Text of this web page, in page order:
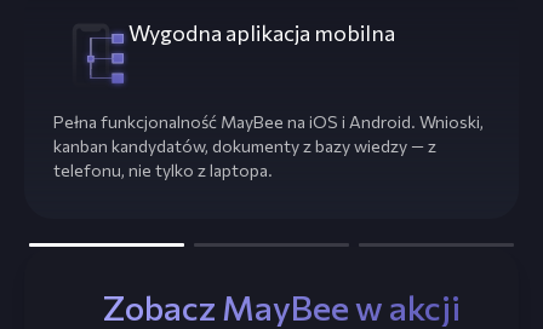
Wygodna aplikacja mobilna
Pełna funkcjonalność MayBee na iOS i Android. Wnioski,
kanban kandydatów, dokumenty z bazy wiedzy — z
telefonu, nie tylko z laptopa.
Zobacz MayBee w akcji